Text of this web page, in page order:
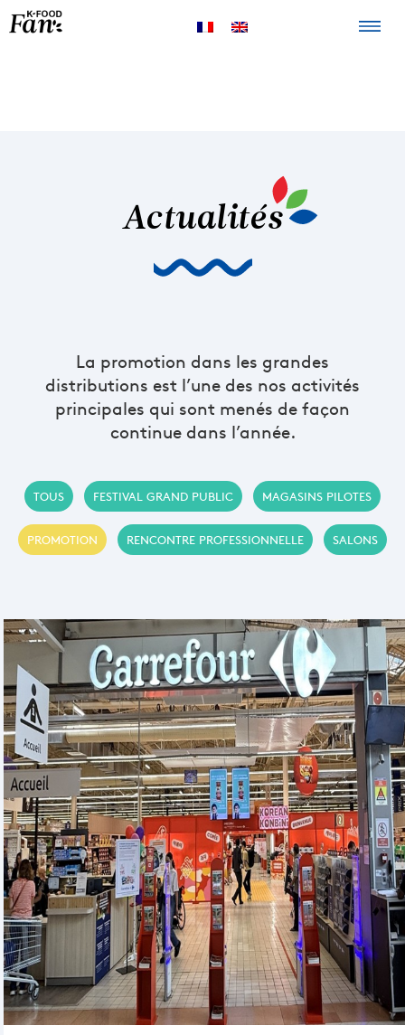
Actualités
La promotion dans les grandes
distributions est l’une des nos activités
principales qui sont menés de façon
continue dans l’année.
TOUS FESTIVAL GRAND PUBLIC MAGASINS PILOTES
PROMOTION RENCONTRE PROFESSIONNELLE SALONS